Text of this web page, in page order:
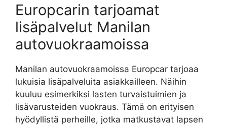
Europcarin tarjoamat
lisäpalvelut Manilan
autovuokraamoissa
Manilan autovuokraamoissa Europcar tarjoaa
lukuisia lisäpalveluita asiakkailleen. Näihin
kuuluu esimerkiksi lasten turvaistuimien ja
lisävarusteiden vuokraus. Tämä on erityisen
hyödyllistä perheille, jotka matkustavat lapsen